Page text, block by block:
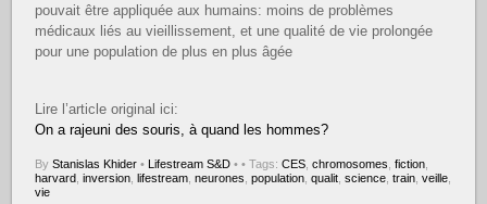
pouvait être appliquée aux humains: moins de problèmes
médicaux liés au vieillissement, et une qualité de vie prolongée
pour une population de plus en plus âgée
Lire l’article original ici:
On a rajeuni des souris, à quand les hommes?
ByStanislas Khider • Lifestream S&D • • Tags:CES ,chromosomes ,fiction
harvard ,inversion ,lifestream ,neurones ,population ,qualit ,science ,train ,veille
vie